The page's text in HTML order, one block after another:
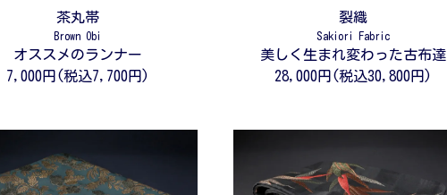
茶丸帯
Brown Obi
オススメのランナー
7,000円(税込7,700円)
裂織
Sakiori Fabric
美しく生まれ変わった古布達
28,000円(税込30,800円)